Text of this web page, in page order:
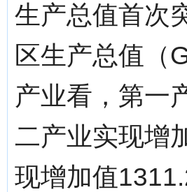
生产总值首次
区生产总值（
产业看，第一
二产业实现增
现增加值